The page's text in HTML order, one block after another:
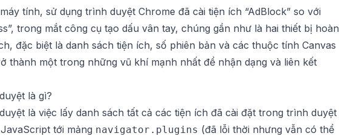
tính, sử dụng trình duyệt Chrome đã cài tiện ích “AdBlock” so với
trong mắt công cụ tạo dấu vân tay, chúng gần như là hai thiết bị hoàn
đặc biệt là danh sách tiện ích, số phiên bản và các thuộc tính Canvas
thành một trong những vũ khí mạnh nhất để nhận dạng và liên kết
là gì?
là việc lấy danh sách tất cả các tiện ích đã cài đặt trong trình duyệt
tới mảng navigator.plugins (đã lỗi thời nhưng vẫn có thể